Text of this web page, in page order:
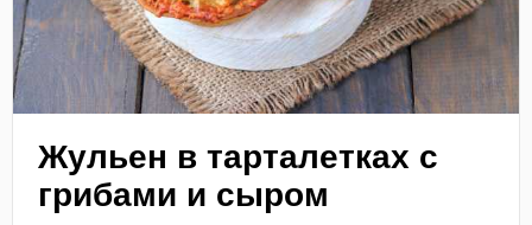
Жульен в тарталетках с
грибами и сыром